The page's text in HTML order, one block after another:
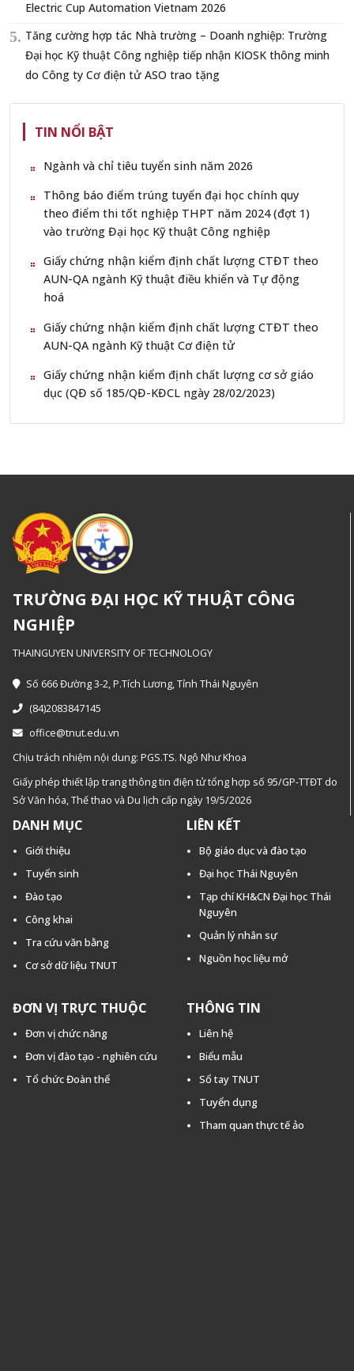
Electric Cup Automation Vietnam 2026
Tăng cường hợp tác Nhà trường – Doanh nghiệp: Trường
Đại học Kỹ thuật Công nghiệp tiếp nhận KIOSK thông minh
do Công ty Cơ điện tử ASO trao tặng
TIN NỔI BẬT
Ngành và chỉ tiêu tuyển sinh năm 2026
Thông báo điểm trúng tuyển đại học chính quy
theo điểm thi tốt nghiệp THPT năm 2024 (đợt 1)
vào trường Đại học Kỹ thuật Công nghiệp
Giấy chứng nhận kiểm định chất lượng CTĐT theo
AUN-QA ngành Kỹ thuật điều khiển và Tự động
hoá
Giấy chứng nhận kiểm định chất lượng CTĐT theo
AUN-QA ngành Kỹ thuật Cơ điện tử
Giấy chứng nhận kiểm định chất lượng cơ sở giáo
dục (QĐ số 185/QĐ-KĐCL ngày 28/02/2023)
TRƯỜNG ĐẠI HỌC KỸ THUẬT CÔNG
NGHIỆP
THAINGUYEN UNIVERSITY OF TECHNOLOGY
Số 666 Đường 3-2, P.Tích Lương, Tỉnh Thái Nguyên
(84)2083847145
office@tnut.edu.vn
Chịu trách nhiệm nội dung: PGS.TS. Ngô Như Khoa
Giấy phép thiết lập trang thông tin điện tử tổng hợp số 95/GP-TTĐT do
Sở Văn hóa, Thế thao và Du lịch cấp ngày 19/5/2026
DANH MỤC
Giới thiệu
Tuyển sinh
Đào tạo
Công khai
Tra cứu văn bằng
Cơ sở dữ liệu TNUT
LIÊN KẾT
Bộ giáo dục và đào tạo
Đại học Thái Nguyên
Tạp chí KH&CN Đại học Thái
Nguyên
Quản lý nhân sự
Nguồn học liệu mở
ĐƠN VỊ TRỰC THUỘC
Đơn vị chức năng
Đơn vị đào tạo - nghiên cứu
Tổ chức Đoàn thể
THÔNG TIN
Liên hệ
Biểu mẫu
Sổ tay TNUT
Tuyển dụng
Tham quan thực tế ảo